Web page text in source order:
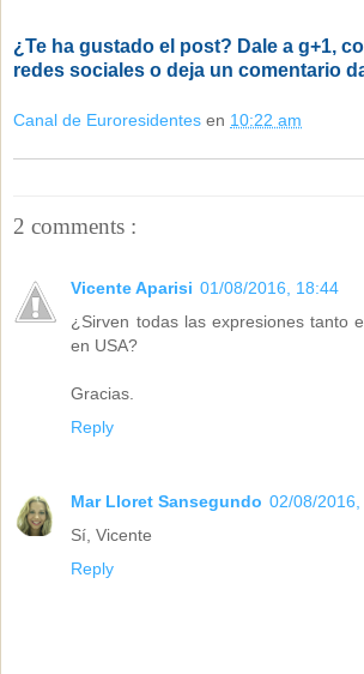
¿Te ha gustado el post? Dale a g+1,
redes sociales o deja un comentario
Canal de Euroresidentesen 10:22 am
2 comments :
Vicente Aparisi 01/08/2016, 18:44
¿Sirven todas las expresiones tanto
en USA?
Gracias.
Reply
Mar Lloret Sansegundo 02/08/2016,
Sí, Vicente
Reply